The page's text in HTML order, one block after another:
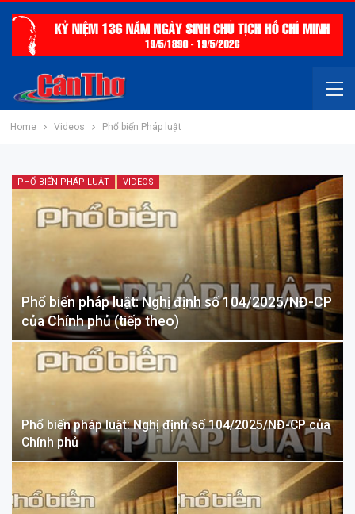
Home Videos Phổ biến Pháp luật
PHỔ BIẾN PHÁP LUẬT VIDEOS
Phổ biến pháp luật: Nghị định số 104/2025/NĐ-CP
của Chính phủ (tiếp theo)
Phổ biến pháp luật: Nghị định số 104/2025/NĐ-CP của
Chính phủ